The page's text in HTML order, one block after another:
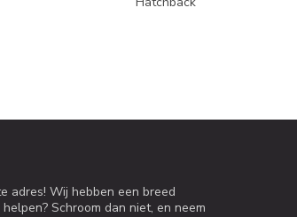
adres! Wij hebben een breed
Schroom dan niet, en neem